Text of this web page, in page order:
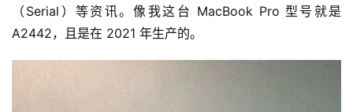
（Serial）等资讯。像我这台 MacBook Pro 型号就是
A2442，且是在 2021 年生产的。